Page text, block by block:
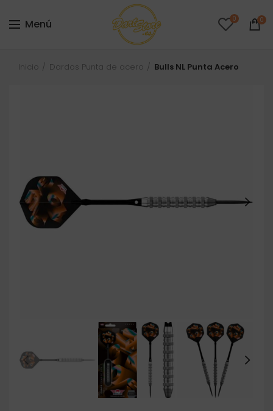
Menú 0 0
Inicio Dardos Punta de acero Bulls NL Punta Acero